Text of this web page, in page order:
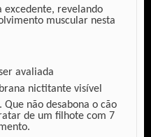
excedente, revelando
muscular nesta
avaliada
nictitante visível
não desabona o cão
de um filhote com 7